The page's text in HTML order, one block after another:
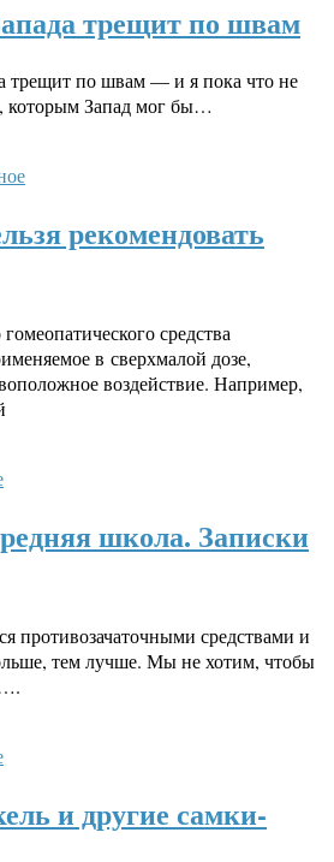
трещит по швам
трещит по швам — и я пока что не
которым Запад мог бы…
рекомендовать
средства
в сверхмалой дозе,
воздействие. Например,
школа. Записки
противозачаточными средствами и
тем лучше. Мы не хотим, чтобы
и другие самки-